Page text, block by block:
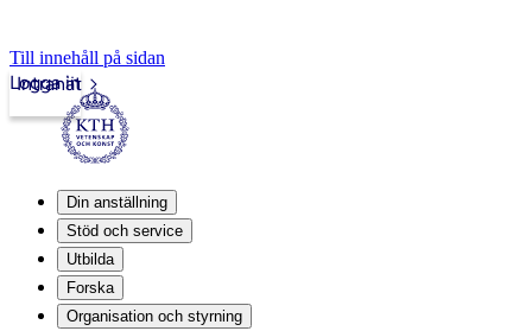
Till innehåll på sidan
Intranät
Logga in
Din anställning
Stöd och service
Utbilda
Forska
Organisation och styrning